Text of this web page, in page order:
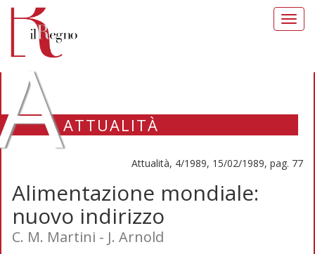
ATTUALITÀ
Attualità, 4/1989, 15/02/1989, pag. 77
Alimentazione mondiale:
nuovo indirizzo
C. M. Martini - J. Arnold